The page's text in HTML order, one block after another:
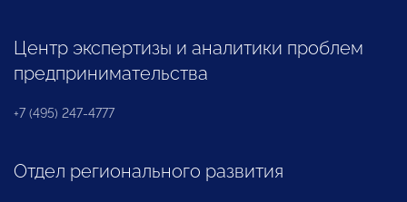
Центр экспертизы и аналитики проблем
предпринимательства
+7 (495) 247-4777
Отдел регионального развития